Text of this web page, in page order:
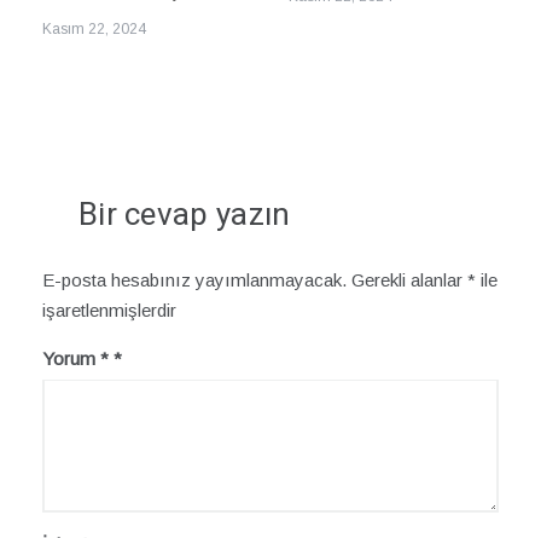
Kasım 22, 2024
Bir cevap yazın
E-posta hesabınız yayımlanmayacak. Gerekli alanlar * ile
işaretlenmişlerdir
Yorum *